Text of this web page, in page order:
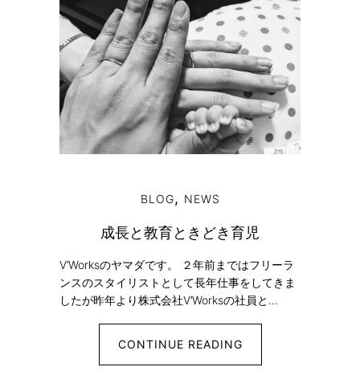
BLOG, NEWS
成長と教育ときどき育児
V’Worksのヤマダです。 ２年前まではフリーラ
ンスのスタイリストとして長年仕事をしてきま
したが昨年より株式会社V’Worksの社員と...
CONTINUE READING